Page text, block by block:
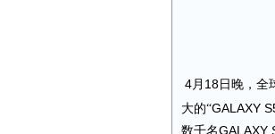
4月 18 日晚，全
大的“GALAXY
数千名GALAXY